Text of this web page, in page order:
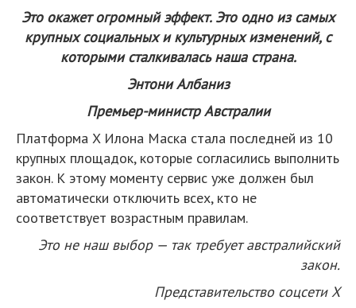
Это окажет огромный эффект. Это одно из самых
крупных социальных и культурных изменений, с
которыми сталкивалась наша страна.
Энтони Албаниз
Премьер-министр Австралии
Платформа X Илона Маска стала последней из 10
крупных площадок, которые согласились выполнить
закон. К этому моменту сервис уже должен был
автоматически отключить всех, кто не
соответствует возрастным правилам.
Это не наш выбор — так требует австралийский
закон.
Представительство соцсети X